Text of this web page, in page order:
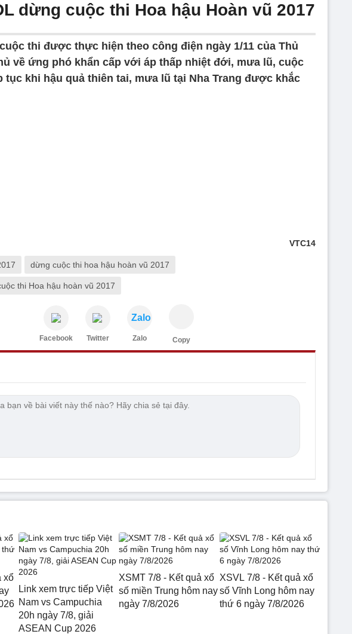
dừng cuộc thi Hoa hậu Hoàn vũ 2017
thi được thực hiện theo công điện ngày 1/11 của Thủ
về ứng phó khẩn cấp với áp thấp nhiệt đới, mưa lũ, cuộc
tục khi hậu quả thiên tai, mưa lũ tại Nha Trang được khắc
VTC14
dừng cuộc thi hoa hậu hoàn vũ 2017
thi Hoa hậu hoàn vũ 2017
Facebook Twitter
Zalo
Zalo Copy
xổ
Link xem trực tiếp Việt
Nam vs Campuchia
20h ngày 7/8, giải
ASEAN Cup 2026
XSMT 7/8 - Kết quả xổ
số miền Trung hôm nay
ngày 7/8/2026
XSVL 7/8 - Kết quả xổ
số Vĩnh Long hôm nay
thứ 6 ngày 7/8/2026